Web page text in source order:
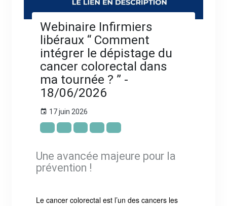
Webinaire Infirmiers
libéraux “ Comment
intégrer le dépistage du
cancer colorectal dans
ma tournée ? ” -
18/06/2026
17 juin 2026
Une avancée majeure pour la
prévention !
Le cancer colorectal est l’un des cancers les